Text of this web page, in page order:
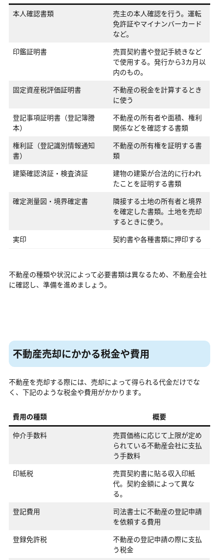
本人確認書類
売主の本人確認を行う。運転
免許証やマイナンバーカード
など。
印鑑証明書
売買契約書や登記手続きなど
で使用する。発行から3カ月以
内のもの。
固定資産税評価証明書
不動産の税金を計算するとき
に使う
登記事項証明書（登記簿謄
本）
不動産の所有者や面積、権利
関係などを確認する書類
権利証（登記識別情報通知
書）
不動産の所有権を証明する書
類
建築確認済証・検査済証
建物の建築が合法的に行われ
たことを証明する書類
確定測量図・境界確定書
隣接する土地の所有者と境界
を確定した書類。土地を売却
するときに使う。
実印
契約書や各種書類に押印する
不動産の種類や状況によって必要書類は異なるため、不動産会社
に確認し、準備を進めましょう。
不動産売却にかかる税金や費用
不動産を売却する際には、売却によって得られる代金だけでな
く、下記のような税金や費用がかかります。
費用の種類
概要
仲介手数料
売買価格に応じて上限が定め
られている不動産会社に支払
う手数料
印紙税
売買契約書に貼る収入印紙
代。契約金額によって異な
る。
登記費用
司法書士に不動産の登記申請
を依頼する費用
登録免許税
不動産の登記申請の際に支払
う税金